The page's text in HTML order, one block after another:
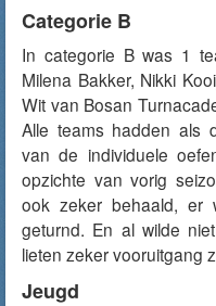
Categorie B
In categorie B was 1
Milena Bakker, Nikki
Wit van Bosan
Alle teams hadden als
van de individuele
opzichte van vorig
ook zeker behaald, er
geturnd. En al wilde
lieten zeker vooruitgang
Jeugd